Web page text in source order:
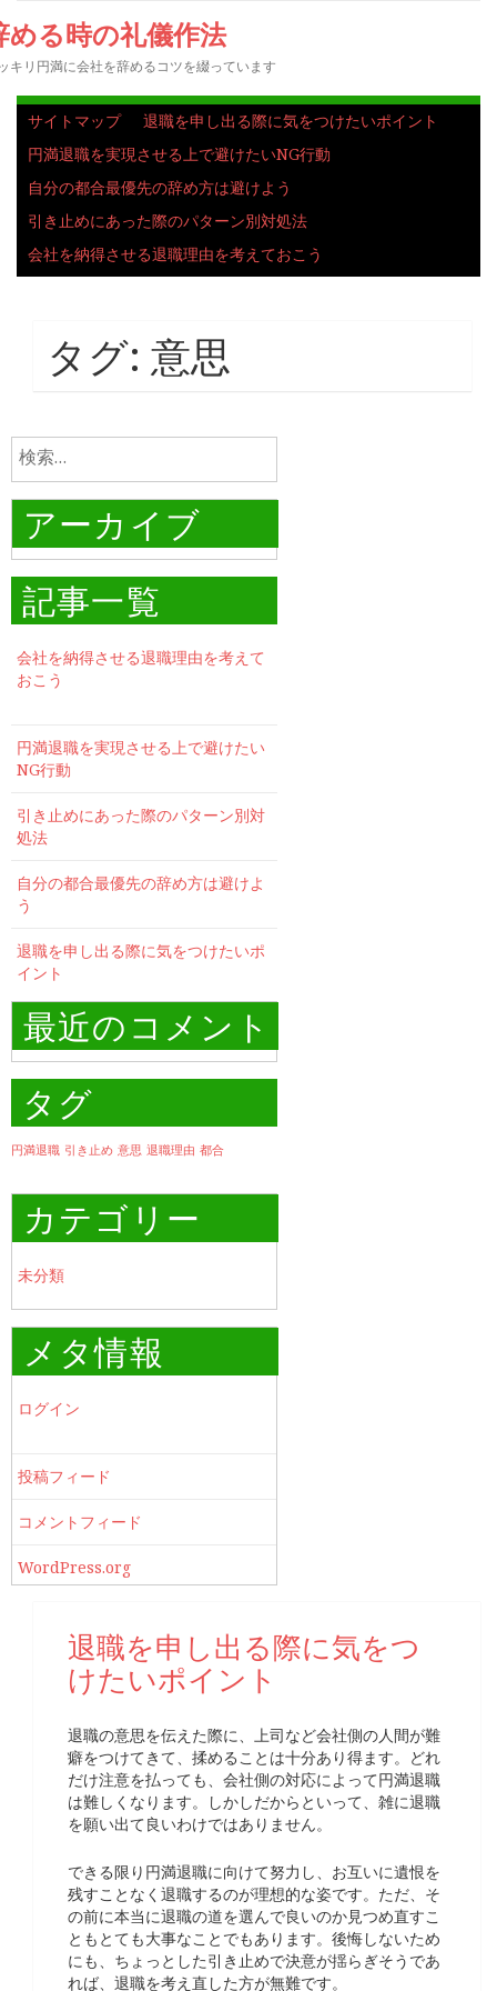
める時の礼儀作法
キリ円満に会社を辞めるコツを綴っています
サイトマップ
退職を申し出る際に気をつけたいポイント
円満退職を実現させる上で避けたいNG行動
自分の都合最優先の辞め方は避けよう
引き止めにあった際のパターン別対処法
会社を納得させる退職理由を考えておこう
タグ:意思
検
索:
アーカイブ
記事一覧
会社を納得させる退職理由を考えて
おこう
円満退職を実現させる上で避けたい
NG行動
引き止めにあった際のパターン別対
処法
自分の都合最優先の辞め方は避けよ
う
退職を申し出る際に気をつけたいポ
イント
最近のコメント
タグ
円満退職 引き止め 意思 退職理由 都合
カテゴリー
未分類
メタ情報
ログイン
投稿フィード
コメントフィード
WordPress.org
退職を申し出る際に気をつ
けたいポイント
退職の意思を伝えた際に、上司など会社側の人間が難
癖をつけてきて、揉めることは十分あり得ます。どれ
だけ注意を払っても、会社側の対応によって円満退職
は難しくなります。しかしだからといって、雑に退職
を願い出て良いわけではありません。
できる限り円満退職に向けて努力し、お互いに遺恨を
残すことなく退職するのが理想的な姿です。ただ、そ
の前に本当に退職の道を選んで良いのか見つめ直すこ
ともとても大事なことでもあります。後悔しないため
にも、ちょっとした引き止めで決意が揺らぎそうであ
れば、退職を考え直した方が無難です。